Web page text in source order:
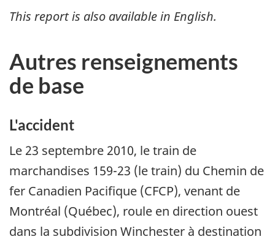
This report is also available in English.
Autres renseignements
de base
L'accident
Le 23 septembre 2010, le train de
marchandises 159-23 (le train) du Chemin de
fer Canadien Pacifique (CFCP), venant de
Montréal (Québec), roule en direction ouest
dans la subdivision Winchester à destination